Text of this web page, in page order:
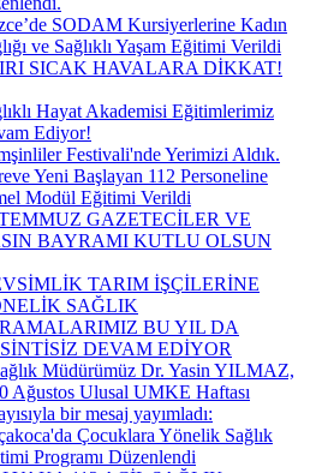
SODAM Kursiyerlerine Kadın
ve Sağlıklı Yaşam Eğitimi Verildi
SICAK HAVALARA DİKKAT!
Hayat Akademisi Eğitimlerimiz
Ediyor!
Festivali'nde Yerimizi Aldık.
Yeni Başlayan 112 Personeline
Modül Eğitimi Verildi
GAZETECİLER VE
BAYRAMI KUTLU OLSUN
TARIM İŞÇİLERİNE
SAĞLIK
BU YIL DA
DEVAM EDİYOR
Müdürümüz Dr. Yasin YILMAZ,
Ağustos Ulusal UMKE Haftası
bir mesaj yayımladı:
Çocuklara Yönelik Sağlık
Programı Düzenlendi